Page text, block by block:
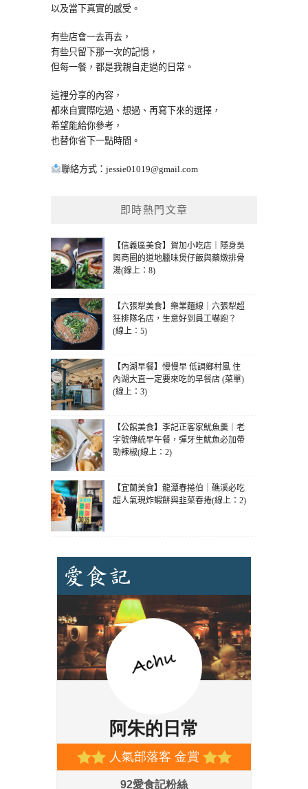
以及當下真實的感受。
有些店會一去再去，
有些只留下那一次的記憶，
但每一餐，都是我親自走過的日常。
這裡分享的內容，
都來自實際吃過、想過、再寫下來的選擇，
希望能給你參考，
也替你省下一點時間。
聯絡方式： jessie01019@gmail.com
即時熱門文章
【信義區美食】賀加小吃店｜隱身吳
興商圈的道地臘味煲仔飯與藥燉排骨
湯(線上：8)
【六張犁美食】樂業麵線｜六張犁超
狂排隊名店，生意好到員工嚇跑？
(線上：5)
【內湖早餐】慢慢早 低調鄉村風 住
內湖大直一定要來吃的早餐店 (菜單)
(線上：3)
【公館美食】李記正客家魷魚羹｜老
字號傳統早午餐，彈牙生魷魚必加帶
勁辣椒(線上：2)
【宜蘭美食】龍潭春捲伯｜礁溪必吃
超人氣現炸蝦餅與韭菜春捲(線上：2)